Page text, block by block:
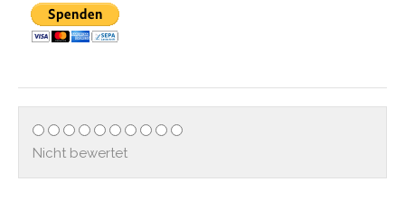
Nicht bewertet